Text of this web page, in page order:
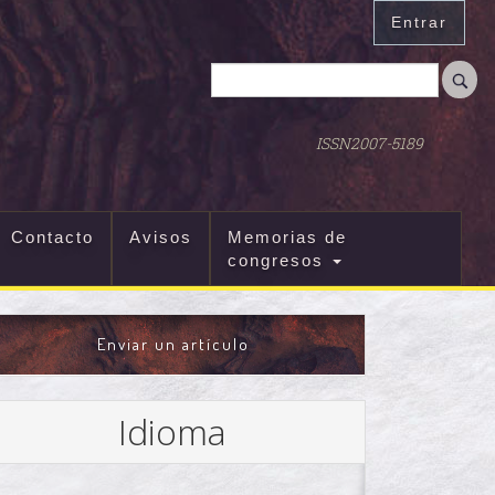
Entrar
Contacto Avisos
Memorias de
congresos
ISSN2007-5189
ARTÍCULO
Enviar un artículo
Idioma